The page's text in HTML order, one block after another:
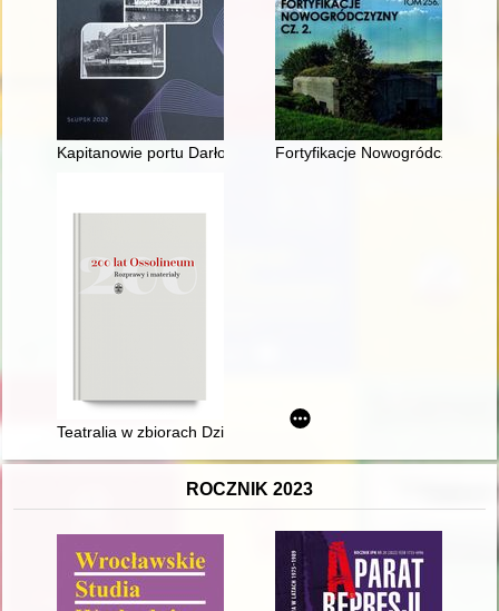
Kapitanowie portu Darłowo w latach 1945-2005
Fortyfikacje Nowogródczyzny.
Teatralia w zbiorach Działu Dokumentów Życia Społecznego
ROCZNIK 2023